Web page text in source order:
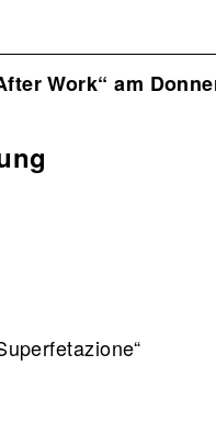
Work“ am